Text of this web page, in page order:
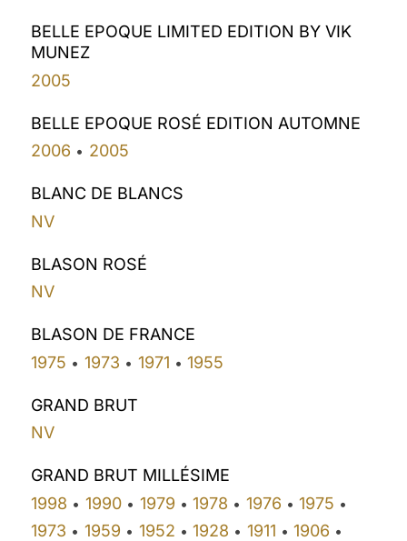
BELLE EPOQUE LIMITED EDITION BY VIK
MUNEZ
2005
BELLE EPOQUE ROSÉ EDITION AUTOMNE
2006 • 2005
BLANC DE BLANCS
NV
BLASON ROSÉ
NV
BLASON DE FRANCE
1975 • 1973 • 1971 • 1955
GRAND BRUT
NV
GRAND BRUT MILLÉSIME
1998 • 1990• 1979 • 1978 • 1976 • 1975 •
1973 • 1959 • 1952 • 1928 • 1911 • 1906 •